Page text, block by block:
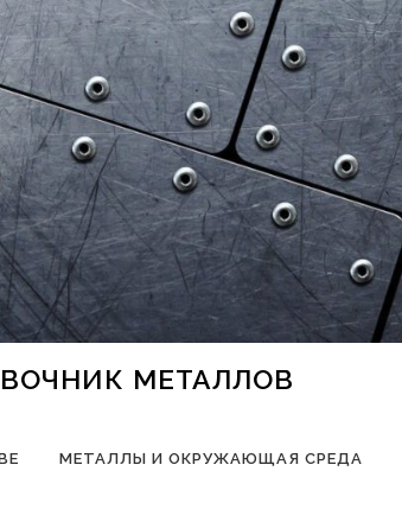
МЕТАЛЛОВ
МЕТАЛЛЫ И ОКРУЖАЮЩАЯ СРЕДА